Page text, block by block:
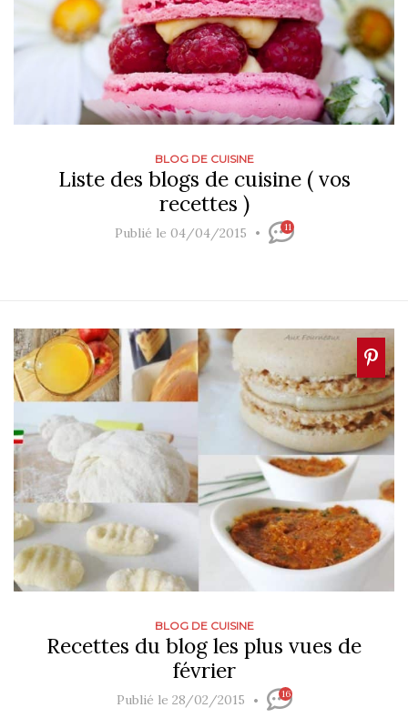
BLOG DE CUISINE
Liste des blogs de cuisine ( vos
recettes )
Publié le 04/04/2015 11
BLOG DE CUISINE
Recettes du blog les plus vues de
février
Publié le 28/02/2015 16